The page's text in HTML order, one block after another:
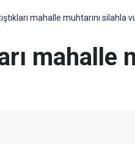
mahalle muhtarını silahla
mahalle